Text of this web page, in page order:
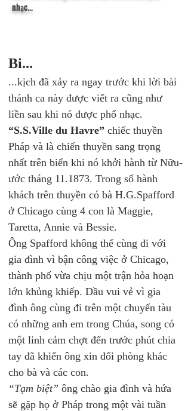
nhạc...
Bi...
...kịch đã xảy ra ngay trước khi lời bài
thánh ca này được viết ra cũng như
liền sau khi nó được phổ nhạc.
“S.S.Ville du Havre” chiếc thuyền
Pháp và là chiến thuyền sang trọng
nhất trên biển khi nó khởi hành từ Nữu-
ước tháng 11.1873. Trong số hành
khách trên thuyền có bà H.G.Spafford
ở Chicago cùng 4 con là Maggie,
Taretta, Annie và Bessie.
Ông Spafford không thể cùng đi với
gia đình vì bận công việc ở Chicago,
thành phố vừa chịu một trận hỏa hoạn
lớn khủng khiếp. Dầu vui vẻ vì gia
đình ông cùng đi trên một chuyến tàu
có những anh em trong Chúa, song có
một linh cảm chợt đến trước phút chia
tay đã khiến ông xin đổi phòng khác
cho bà và các con.
“Tạm biệt” ông chào gia đình và hứa
sẽ gặp họ ở Pháp trong một vài tuần